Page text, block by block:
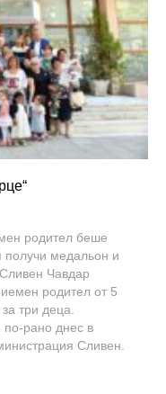
родител беше
медальон и
Чавдар
родител от 5
три деца.
по-рано днес в
Сливен.